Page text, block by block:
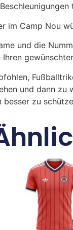
im Camp Nou
und die
und dann zu
besser zu